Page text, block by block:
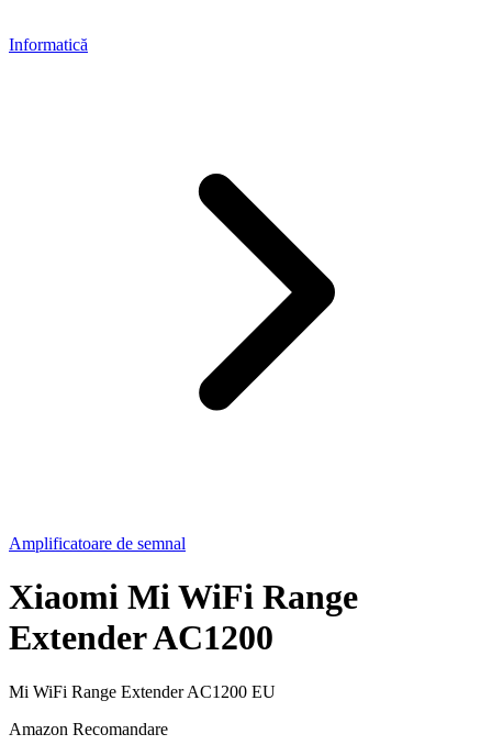
Informatică
Amplificatoare de semnal
Xiaomi Mi WiFi Range
Extender AC1200
Mi WiFi Range Extender AC1200 EU
Amazon Recomandare